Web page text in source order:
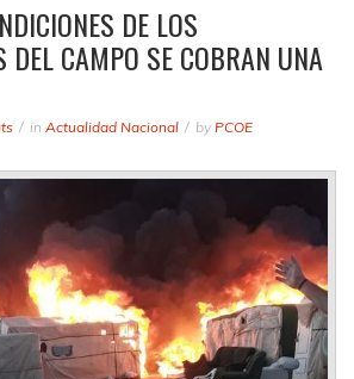
DE LOS
DEL CAMPO SE COBRAN UNA
in Actualidad Nacional by PCOE